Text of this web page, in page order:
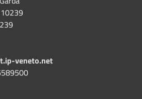
veneto.net